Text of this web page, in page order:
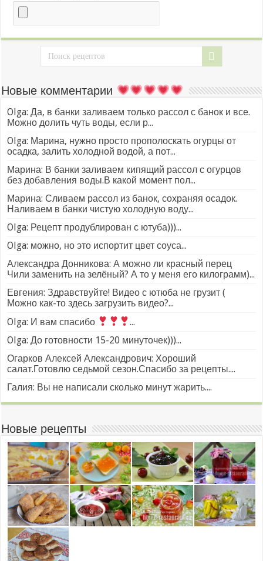
Новые комментарии
Olga: Да, в банки заливаем только рассол с банок и все.
Можно долить чуть воды, если р...
Olga: Марина, нужно просто прополоскать огурцы от
осадка, залить холодной водой, а пот...
Марина: В банки заливаем кипящий рассол с огурцов
без добавления воды.В какой момент пол...
Марина: Сливаем рассол из банок, сохраняя осадок.
Наливаем в банки чистую холодную воду...
Olga: Рецепт продублирован с ютуба)))...
Olga: можно, но это испортит цвет соуса...
Александра Донникова: А можно ли красный перец
Чили заменить на зелёный? А то у меня его килограмм)...
Евгения: Здравствуйте! Видео с ютюба не грузит (
Можно как-то здесь загрузить видео?...
Olga: И вам спасибо
...
Olga: До готовности 15-20 минуточек)))...
Огарков Алексей Александрович: Хороший
салат.Готовлю седьмой сезон.Спасибо за рецепты....
Галия: Вы не написали сколько минут жарить....
Новые рецепты